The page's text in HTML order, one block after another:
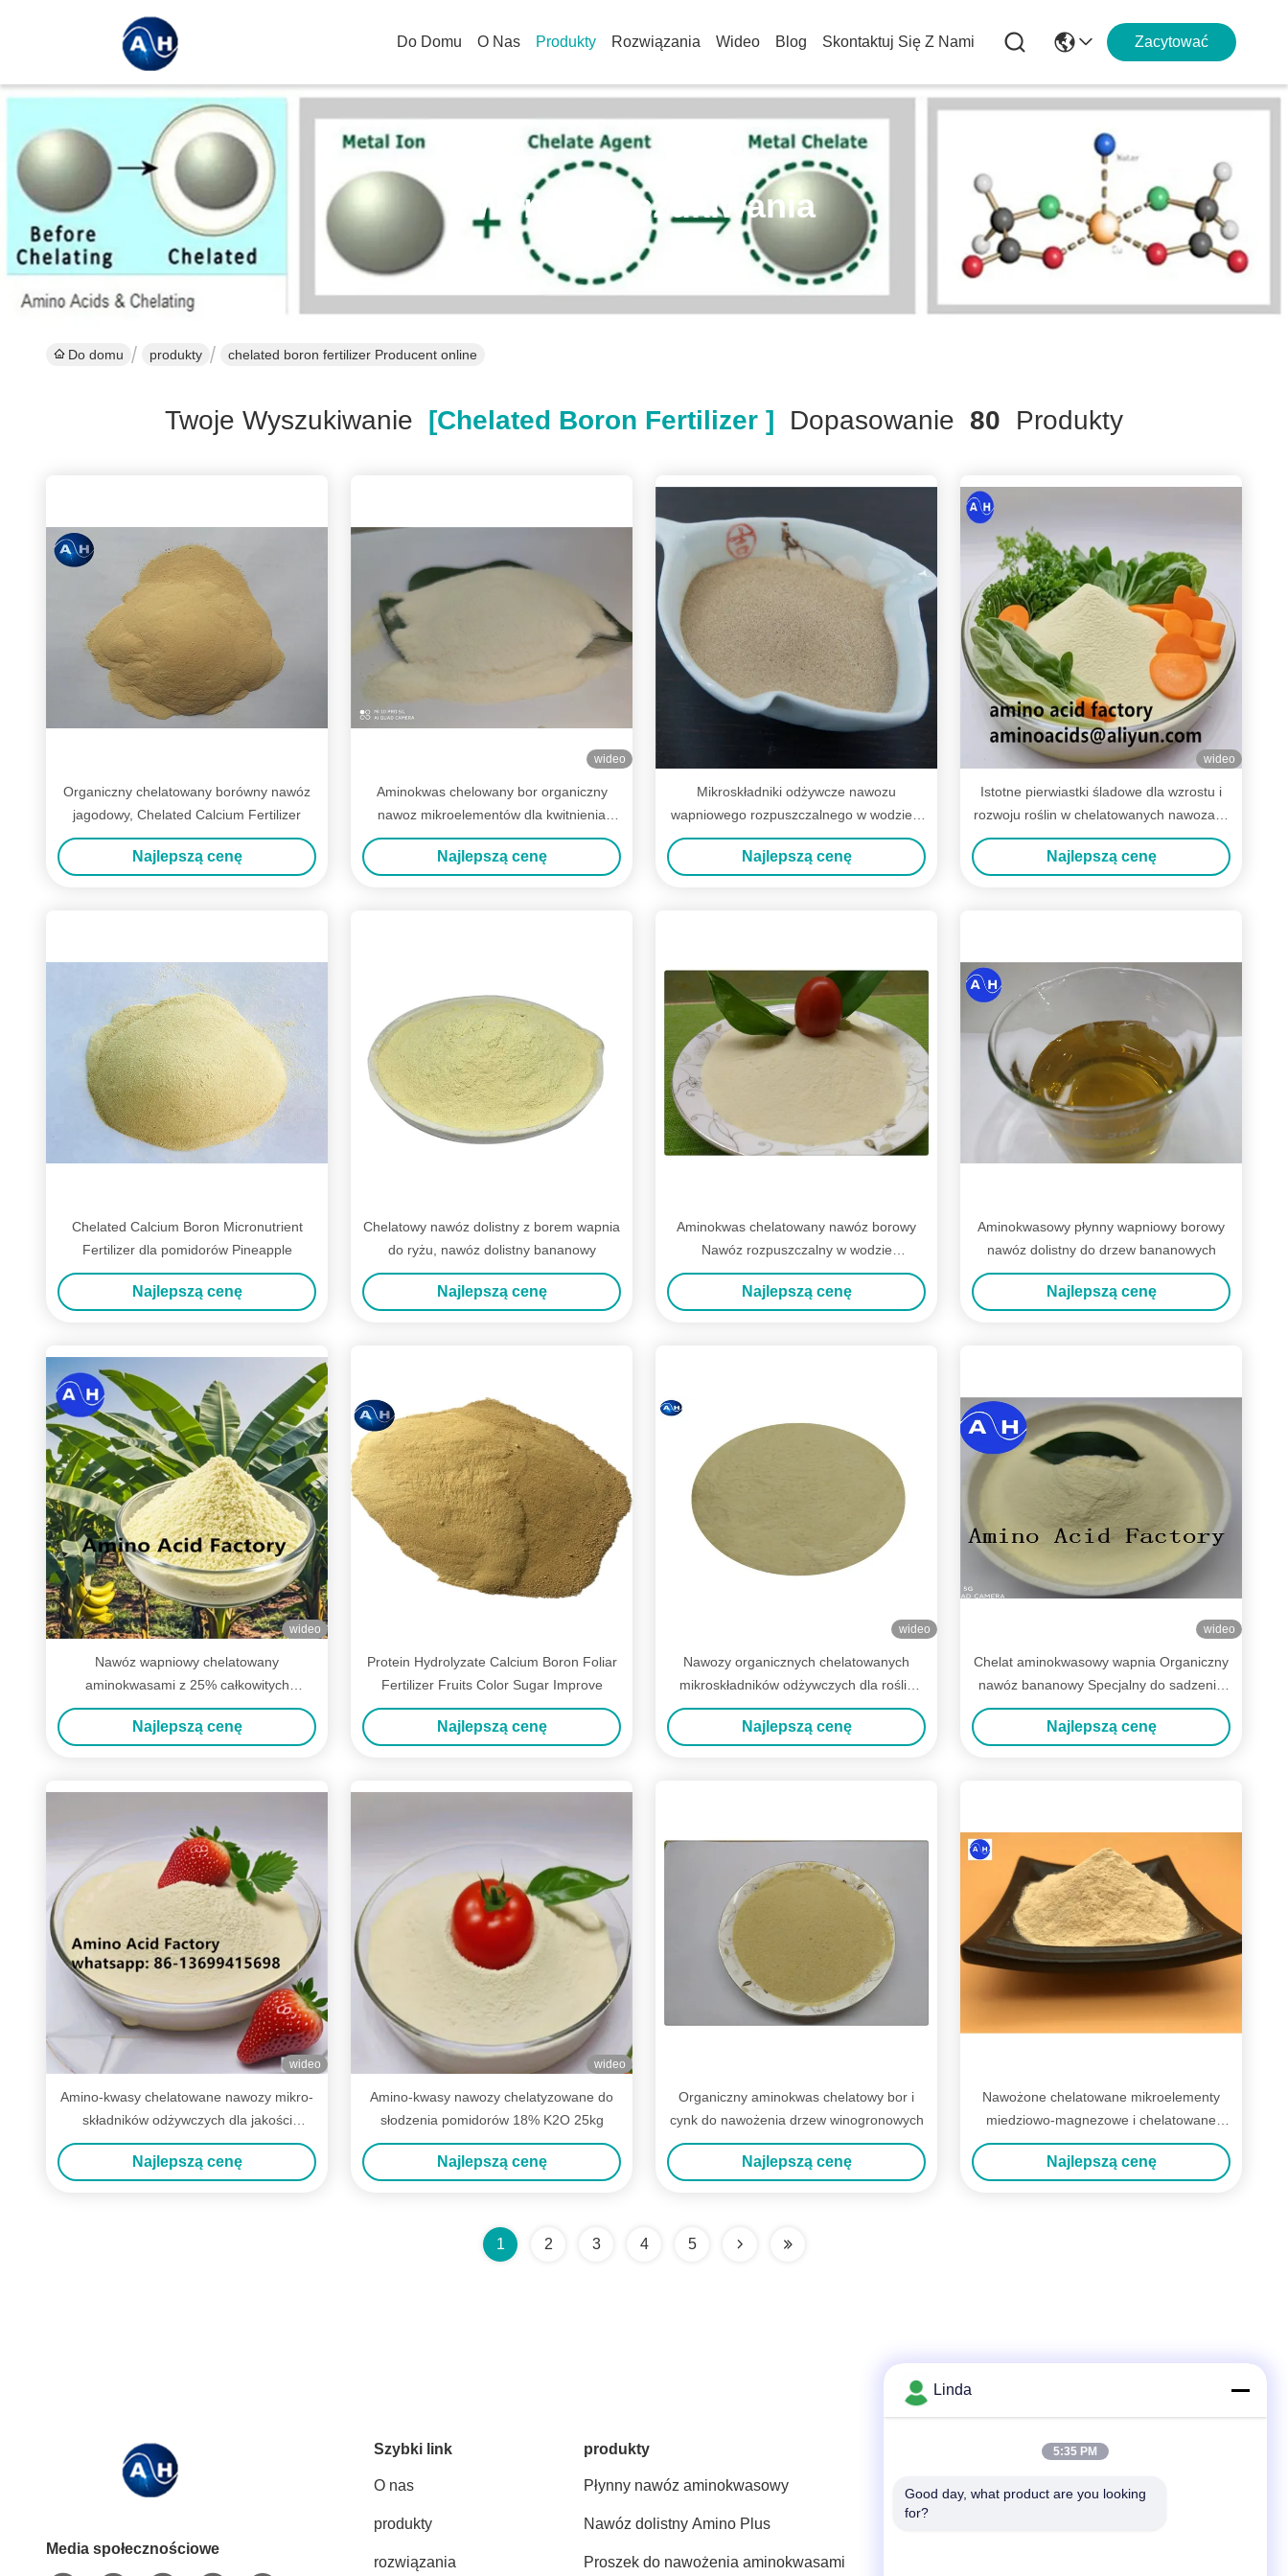
Do Domu O Nas Produkty Rozwiązania Wideo Blog Skontaktuj Się Z Nami Zacytować
Wynik Wyszukiwania
Do domu produkty chelated boron fertilizer Producent online
Twoje Wyszukiwanie [chelated Boron Fertilizer ] Dopasowanie 80 Produkty
Organiczny chelatowany borówny nawóz
jagodowy, Chelated Calcium Fertilizer
Najlepszą cenę
wideo
Aminokwas chelowany bor organiczny
nawoz mikroelementów dla kwitnienia
kwiatów
Najlepszą cenę
Mikroskładniki odżywcze nawozu
wapniowego rozpuszczalnego w wodzie z
borem wapniowym dla roślin
Najlepszą cenę
wideo
Istotne pierwiastki śladowe dla wzrostu i
rozwoju roślin w chelatowanych nawozach
mikroelementów
Najlepszą cenę
Chelated Calcium Boron Micronutrient
Fertilizer dla pomidorów Pineapple
Najlepszą cenę
Chelatowy nawóz dolistny z borem wapnia
do ryżu, nawóz dolistny bananowy
Najlepszą cenę
Aminokwas chelatowany nawóz borowy
Nawóz rozpuszczalny w wodzie
magnezowo-cynkowy
Najlepszą cenę
Aminokwasowy płynny wapniowy borowy
nawóz dolistny do drzew bananowych
Najlepszą cenę
wideo
Nawóz wapniowy chelatowany
aminokwasami z 25% całkowitych
aminokwasów i 100% rozpuszczalnością w
wodzie dla plantacji bananów w celu
Najlepszą cenę
Protein Hydrolyzate Calcium Boron Foliar
Fertilizer Fruits Color Sugar Improve
Najlepszą cenę
wideo
Nawozy organicznych chelatowanych
mikroskładników odżywczych dla roślin
Gatunki notyfikowane
Najlepszą cenę
wideo
Chelat aminokwasowy wapnia Organiczny
nawóz bananowy Specjalny do sadzenia
bananów
Najlepszą cenę
wideo
Amino-kwasy chelatowane nawozy mikro-
składników odżywczych dla jakości
owoców
Najlepszą cenę
wideo
Amino-kwasy nawozy chelatyzowane do
słodzenia pomidorów 18% K2O 25kg
Najlepszą cenę
Organiczny aminokwas chelatowy bor i
cynk do nawożenia drzew winogronowych
Najlepszą cenę
Nawożone chelatowane mikroelementy
miedziowo-magnezowe i chelatowane
nawozy cynkowe
Najlepszą cenę
1 2 3 4 5
Media społecznościowe
Szybki link
O nas
produkty
rozwiązania
produkty
Płynny nawóz aminokwasowy
Nawóz dolistny Amino Plus
Proszek do nawożenia aminokwasami
Tel.
Linda
5:35 PM
Good day, what product are you looking
for?